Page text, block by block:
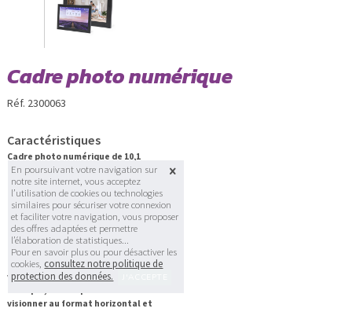
En poursuivant votre navigation sur
notre site internet, vous acceptez
l’utilisation de cookies ou technologies
similaires pour sécuriser votre connexion
et faciliter votre navigation, vous proposer
des offres adaptées et permettre
l’élaboration de statistiques...
Pour en savoir plus ou pour désactiver les
cookies, consultez notre politique de
protection des données.
Cadre photo numérique
Réf. 2300063
Caractéristiques
Cadre photo numérique de 10,1
pouces. Avec un écran tactile IPS
haute résolution de 1280x800 pixels,
une connectivité WiFi, et équipé de
fonctions intelligentes telles que
l’affichage de l’heure, l’alarme et
l’horloge. Il intègre également un
menu pour explorer un monde de
possibilités lors de la visualisation de
vidéos, de photos et de l’écoute de la
visionner au format horizontal et